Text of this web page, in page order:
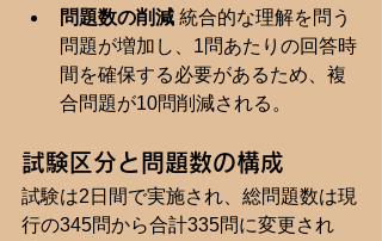
問題数の削減 統合的な理解を問う
問題が増加し、1問あたりの回答時
間を確保する必要があるため、複
合問題が10問削減される。
試験区分と問題数の構成
試験は2日間で実施され、総問題数は現
行の345問から合計335問に変更され